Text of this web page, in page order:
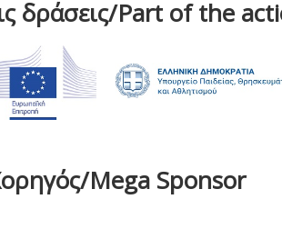
δράσεις/Part of the
Mega Sponsor